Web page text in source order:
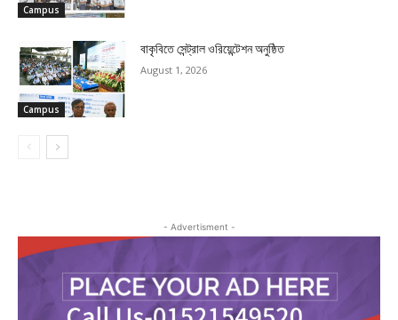
Campus
Campus
বাকৃবিতে সেন্ট্রাল ওরিয়েন্টেশন অনুষ্ঠিত
August 1, 2026
- Advertisment -